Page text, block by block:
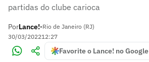
partidas do clube carioca
PorLance!•Rio de Janeiro (RJ)
30/03/202212:27
Favorite o Lance! no Google